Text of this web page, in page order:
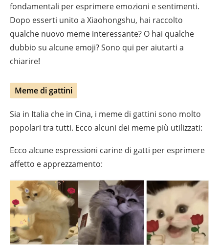
fondamentali per esprimere emozioni e sentimenti.
Dopo esserti unito a Xiaohongshu, hai raccolto
qualche nuovo meme interessante? O hai qualche
dubbio su alcune emoji? Sono qui per aiutarti a
chiarire!
Meme di gattini
Sia in Italia che in Cina, i meme di gattini sono molto
popolari tra tutti. Ecco alcuni dei meme più utilizzati:
Ecco alcune espressioni carine di gatti per esprimere
affetto e apprezzamento: